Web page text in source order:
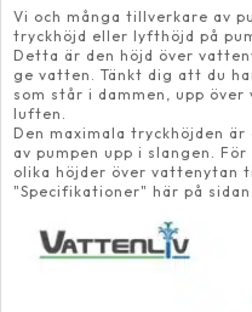
Vi och många tillverkare av
tryckhöjd eller lyfthöjd på
Detta är den höjd över
ge vatten. Tänkt dig att du
som står i dammen, upp
luften.
Den maximala tryckhöjden
av pumpen upp i slangen.
olika höjder över vattenytan
"Specifikationer" här på sidan.